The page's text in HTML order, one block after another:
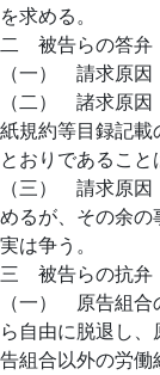
を求める。
二 被告らの答弁
（一） 請求原因
（二） 諸求原因
紙規約等目録記載
とおりであること
（三） 請求原因
めるが、その余の
実は争う。
三 被告らの抗弁
（一） 原告組合
ら自由に脱退し、
告組合以外の労働